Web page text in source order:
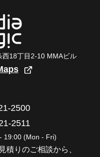
18丁目2-10 MMAビル
2500
2511
19:00 (Mon - Fri)
積りのご相談から、